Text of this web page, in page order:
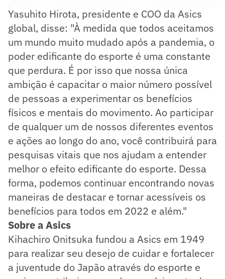
Yasuhito Hirota, presidente e COO da Asics
global, disse: "À medida que todos aceitamos
um mundo muito mudado após a pandemia, o
poder edificante do esporte é uma constante
que perdura. É por isso que nossa única
ambição é capacitar o maior número possível
de pessoas a experimentar os benefícios
físicos e mentais do movimento. Ao participar
de qualquer um de nossos diferentes eventos
e ações ao longo do ano, você contribuirá para
pesquisas vitais que nos ajudam a entender
melhor o efeito edificante do esporte. Dessa
forma, podemos continuar encontrando novas
maneiras de destacar e tornar acessíveis os
benefícios para todos em 2022 e além."
Sobre a Asics
Kihachiro Onitsuka fundou a Asics em 1949
para realizar seu desejo de cuidar e fortalecer
a juventude do Japão através do esporte e